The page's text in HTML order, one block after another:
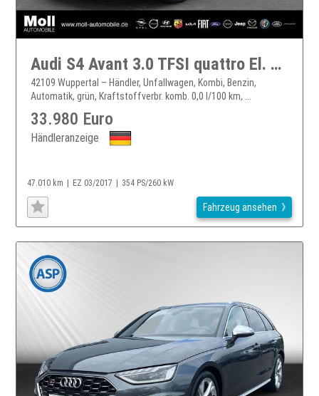
Audi S4 Avant 3.0 TFSI quattro El. Panodach Navi Leder Mem
42109 Wuppertal – Händler, Unfallwagen, Kombi, Benzin,
Automatik, grün, Kraftstoffverbr. komb. 0,0 l/100 km, ...
33.980 Euro
Händleranzeige
47.010 km EZ 03/2017 354 PS/260 kW
Fahrzeug ansehen